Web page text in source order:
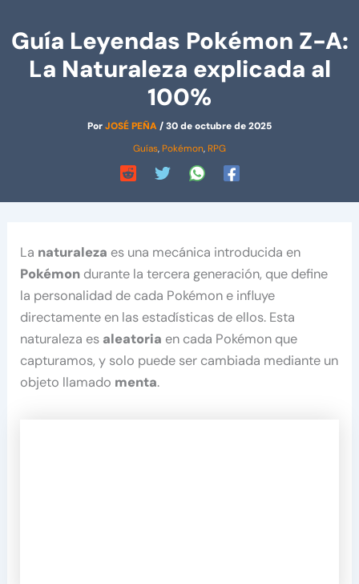
Guía Leyendas Pokémon Z-A:
La Naturaleza explicada al
100%
PorJOSÉ PEÑA/30 de octubre de 2025
Guías, Pokémon, RPG
La naturaleza es una mecánica introducida en
Pokémon durante la tercera generación, que define
la personalidad de cada Pokémon e influye
directamente en las estadísticas de ellos. Esta
naturaleza es aleatoria en cada Pokémon que
capturamos, y solo puede ser cambiada mediante un
objeto llamado menta.